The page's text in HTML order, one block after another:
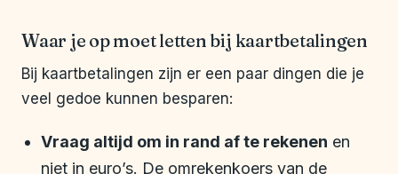
Waar je op moet letten bij kaartbetalingen
Bij kaartbetalingen zijn er een paar dingen die je
veel gedoe kunnen besparen:
Vraag altijd om in rand af te rekenen en
niet in euro’s. De omrekenkoers van de